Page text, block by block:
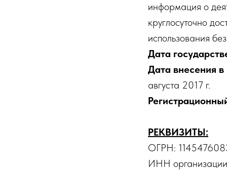
информация о
круглосуточно
использования
Дата
Дата внесения
августа 2017 г.
РЕКВИЗИТЫ:
ОГРН:
ИНН